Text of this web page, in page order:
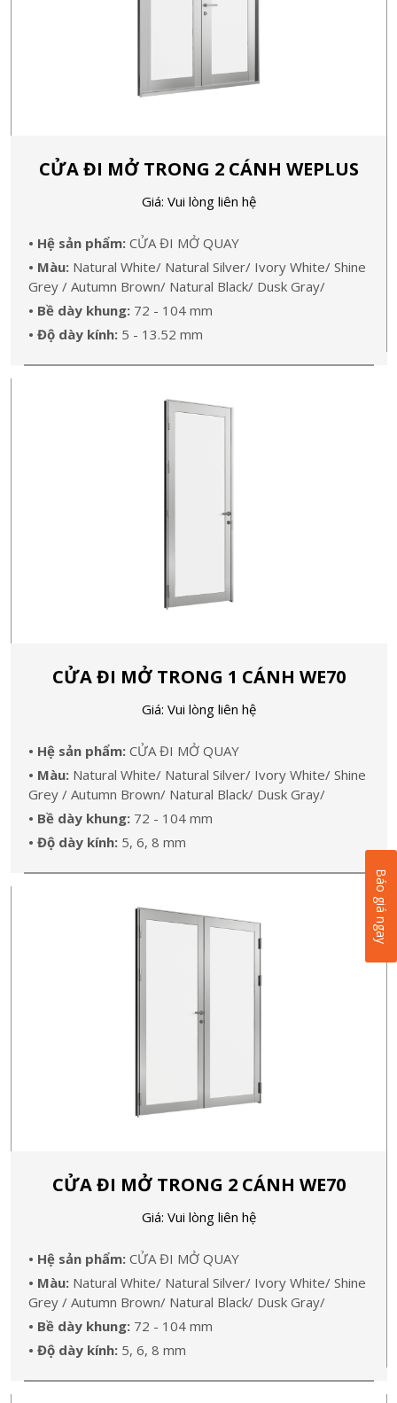
CỬA ĐI MỞ TRONG 2 CÁNH WEPLUS
Giá: Vui lòng liên hệ
• Hệ sản phẩm: CỬA ĐI MỞ QUAY
• Màu:Natural White/ Natural Silver/ Ivory White/ Shine
Grey / Autumn Brown/ Natural Black/ Dusk Gray/
• Bề dày khung:72 - 104 mm
• Độ dày kính:5 - 13.52 mm
CỬA ĐI MỞ TRONG 1 CÁNH WE70
Giá: Vui lòng liên hệ
• Hệ sản phẩm: CỬA ĐI MỞ QUAY
• Màu:Natural White/ Natural Silver/ Ivory White/ Shine
Grey / Autumn Brown/ Natural Black/ Dusk Gray/
• Bề dày khung:72 - 104 mm
• Độ dày kính:5, 6, 8 mm
CỬA ĐI MỞ TRONG 2 CÁNH WE70
Giá: Vui lòng liên hệ
• Hệ sản phẩm: CỬA ĐI MỞ QUAY
• Màu:Natural White/ Natural Silver/ Ivory White/ Shine
Grey / Autumn Brown/ Natural Black/ Dusk Gray/
• Bề dày khung:72 - 104 mm
• Độ dày kính:5, 6, 8 mm
Báo giá ngay